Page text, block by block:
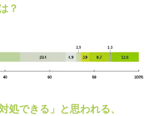
？
処できる」と思われる、